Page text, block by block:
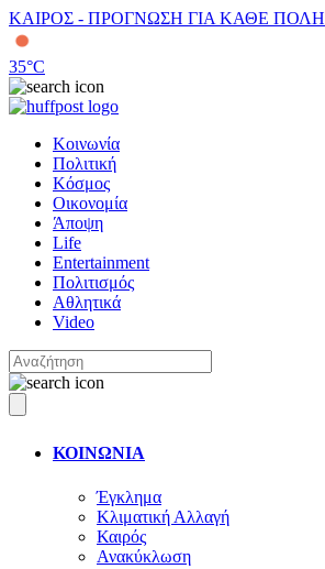
ΚΑΙΡΟΣ - ΠΡΟΓΝΩΣΗ ΓΙΑ ΚΑΘΕ ΠΟΛΗ
35°C
Κοινωνία
Πολιτική
Κόσμος
Οικονομία
Άποψη
Life
Entertainment
Πολιτισμός
Αθλητικά
Video
ΚΟΙΝΩΝΙΑ
Έγκλημα
Κλιματική Αλλαγή
Καιρός
Ανακύκλωση